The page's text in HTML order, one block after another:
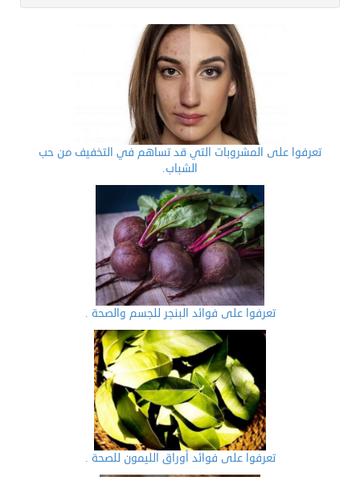
تعرفوا على المشروبات التي قد تساهم في التخفيف من حب
الشباب.
تعرفوا على فوائد البنجر للجسم والصحة .
تعرفوا على فوائد أوراق الليمون للصحة .